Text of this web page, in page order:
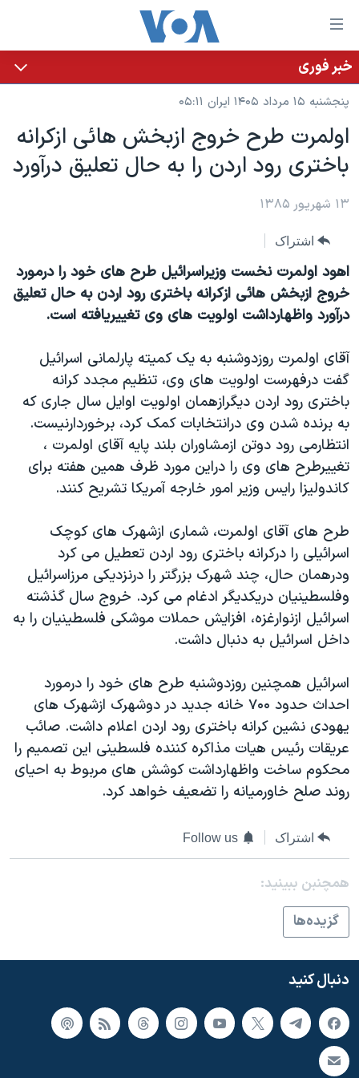
لینکهای
قابل
دسترسی
جهش
محتوای
اصلی
جهش
به
اصلی
جهش
به
جستجو
خانه
نسخه سبک وب‌سایت
موضوع ها
ایران
آمریکا
گزیده‌ها
ویژه برنامه‌ها
فرهنگ و زندگی
حقوق شهروندی
اقتصادی
علم و فناوری
اسرائیل در جنگ
آرشیو پخش زنده
برنامه های تلویزیونی
جدول برنامه ها
صفحه‌های ویژه
عملیات خشم حماسی
۲۵۰سالگی آمریکا
مستندها
انتخابات ریاست جمهوری آمریکا ۲۰۲۴
حمله جمهوری اسلامی به اسرائیل
رمز مهسا
ورزش زنان در ایران
مجموعه مستندهای دادخواهی
تریبونال مردمی آبان ۹۸
دادگاه حمید نوری
چهل سال گروگان‌گیری
اعتراضات مردمی آبان ۹۸
اسرائیل در جنگ
نرگس محمدی برنده جایزه نوبل صلح
همایش محافظه‌کاران آمریکا «سی‌پک»
سفر پرزیدنت ترامپ به چین
پخش رادیویی
یادگیری زبان انگلیسی
دنبال کنید
زبانهای مختلف
خبر فوری
پنجشنبه ۱۵ مرداد ۱۴۰۵ ایران ۰۵:۱۱
اولمرت طرح خروج ازبخش هائی ازکرانه
باختری رود اردن را به حال تعليق درآورد
۱۳ شهریور ۱۳۸۵
اشتراک
اهود اولمرت نخست وزيراسرائيل طرح های خود را درمورد
خروج ازبخش هائی ازکرانه باختری رود اردن به حال تعليق
درآورد واظهارداشت اولويت های وی تغييريافته است.
آقای اولمرت روزدوشنبه به يک کميته پارلمانی اسرائيل
گفت درفهرست اولويت های وی، تنظيم مجدد کرانه
باختری رود اردن ديگرازهمان اولويت اوايل سال جاری که
به برنده شدن وی درانتخابات کمک کرد، برخوردارنيست.
انتظارمی رود دوتن ازمشاوران بلند پايه آقای اولمرت ،
تغييرطرح های وی را دراين مورد ظرف همين هفته برای
کاندوليزا رايس وزير امور خارجه آمريکا تشريح کنند.
طرح های آقای اولمرت، شماری ازشهرک های کوچک
اسرائيلی را درکرانه باختری رود اردن تعطيل می کرد
ودرهمان حال، چند شهرک بزرگتر را درنزديکی مرزاسرائيل
وفلسطينيان دريکديگر ادغام می کرد. خروج سال گذشته
اسرائيل ازنوارغزه، افزايش حملات موشکی فلسطينيان را به
داخل اسرائيل به دنبال داشت.
اسرائيل همچنين روزدوشنبه طرح های خود را درمورد
احداث حدود ۷۰۰ خانه جديد در دوشهرک ازشهرک های
يهودی نشين کرانه باختری رود اردن اعلام داشت. صائب
عريقات رئيس هيات مذاکره کننده فلسطينی اين تصميم را
محکوم ساخت واظهارداشت کوشش های مربوط به احيای
روند صلح خاورميانه را تضعيف خواهد کرد.
اشتراک Follow us
همچنبن ببینید:
گزيده‌ها
دنبال کنید